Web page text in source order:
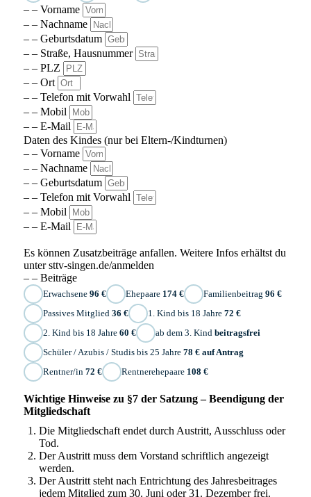
– – Vorname
– – Nachname
– – Geburtsdatum
– – Straße, Hausnummer
– – PLZ
– – Ort
– – Telefon mit Vorwahl
– – Mobil
– – E-Mail
Daten des Kindes (nur bei Eltern-/Kindturnen)
– – Vorname
– – Nachname
– – Geburtsdatum
– – Telefon mit Vorwahl
– – Mobil
– – E-Mail
Es können Zusatzbeiträge anfallen. Weitere Infos erhältst du
unter sttv-singen.de/anmelden
– – Beiträge
Erwachsene 96 € Ehepaare 174 € Familienbeitrag 96 €
Passives Mitglied 36 € 1. Kind bis 18 Jahre 72 €
2. Kind bis 18 Jahre 60 € ab dem 3. Kind beitragsfrei
Schüler / Azubis / Studis bis 25 Jahre 78 € auf Antrag
Rentner/in 72 € Rentnerehepaare 108 €
Wichtige Hinweise zu §7 der Satzung – Beendigung der
Mitgliedschaft
Die Mitgliedschaft endet durch Austritt, Ausschluss oder
Tod.
Der Austritt muss dem Vorstand schriftlich angezeigt
werden.
Der Austritt steht nach Entrichtung des Jahresbeitrages
jedem Mitglied zum 30. Juni oder 31. Dezember frei.